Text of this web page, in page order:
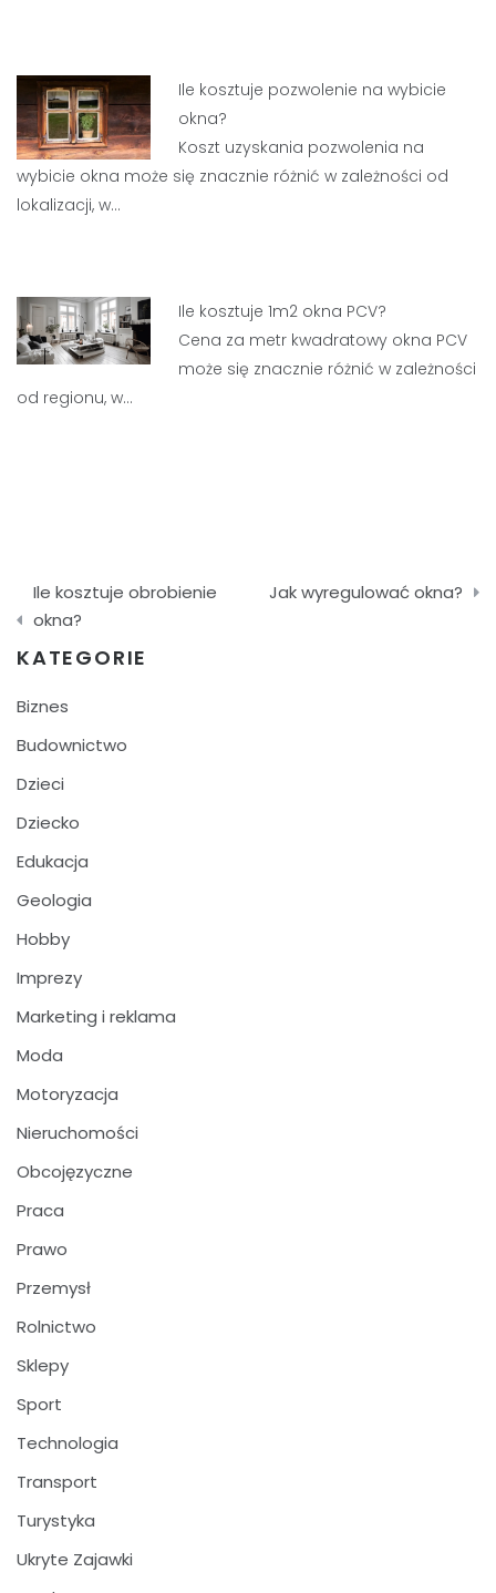
Ile kosztuje pozwolenie na wybicie
okna?
Koszt uzyskania pozwolenia na
wybicie okna może się znacznie różnić w zależności od
lokalizacji, w…
Ile kosztuje 1m2 okna PCV?
Cena za metr kwadratowy okna PCV
może się znacznie różnić w zależności
od regionu, w…
Nawigacja
wpisu
Ile kosztuje obrobienie
okna?
Jak wyregulować okna?
KATEGORIE
Biznes
Budownictwo
Dzieci
Dziecko
Edukacja
Geologia
Hobby
Imprezy
Marketing i reklama
Moda
Motoryzacja
Nieruchomości
Obcojęzyczne
Praca
Prawo
Przemysł
Rolnictwo
Sklepy
Sport
Technologia
Transport
Turystyka
Ukryte Zajawki